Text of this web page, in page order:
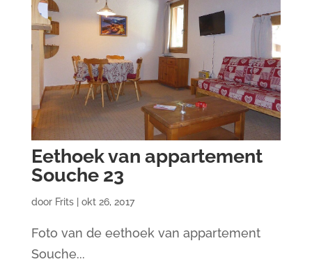
Eethoek van appartement
Souche 23
door Frits| okt 26, 2017
Foto van de eethoek van appartement
Souche...